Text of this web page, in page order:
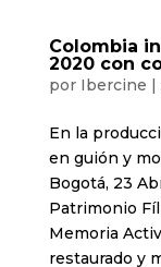
Colombia
2020 con
por Ibercine |
En la
en guión y
Bogotá, 23
Patrimonio
Memoria
restaurado y